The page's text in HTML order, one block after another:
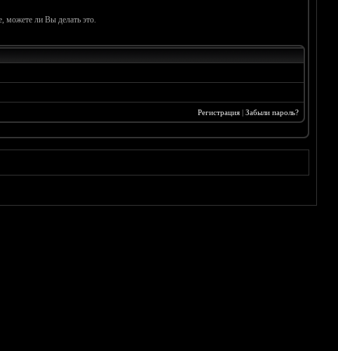
можете ли Вы делать это.
Регистрация| Забыли пароль?